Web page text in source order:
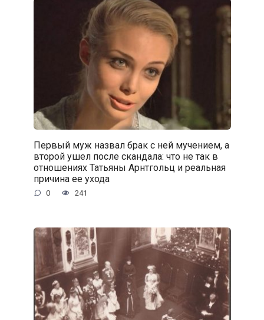
Первый муж назвал брак с ней мучением, а
второй ушел после скандала: что не так в
отношениях Татьяны Арнтгольц и реальная
причина ее ухода
0 241